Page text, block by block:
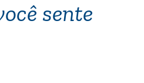
sente